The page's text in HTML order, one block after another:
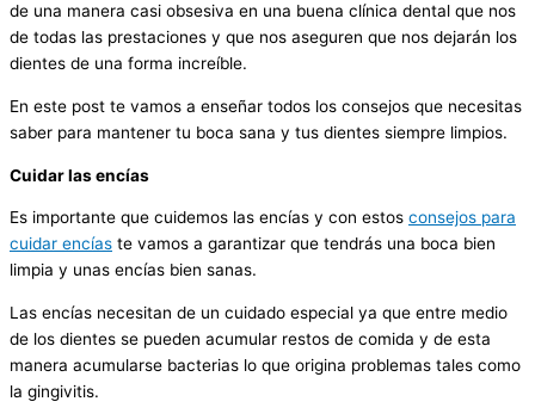
de una manera casi obsesiva en una buena clínica dental que nos
de todas las prestaciones y que nos aseguren que nos dejarán los
dientes de una forma increíble.
En este post te vamos a enseñar todos los consejos que necesitas
saber para mantener tu boca sana y tus dientes siempre limpios.
Cuidar las encías
Es importante que cuidemos las encías y con estos consejos para
cuidar encías te vamos a garantizar que tendrás una boca bien
limpia y unas encías bien sanas.
Las encías necesitan de un cuidado especial ya que entre medio
de los dientes se pueden acumular restos de comida y de esta
manera acumularse bacterias lo que origina problemas tales como
la gingivitis.